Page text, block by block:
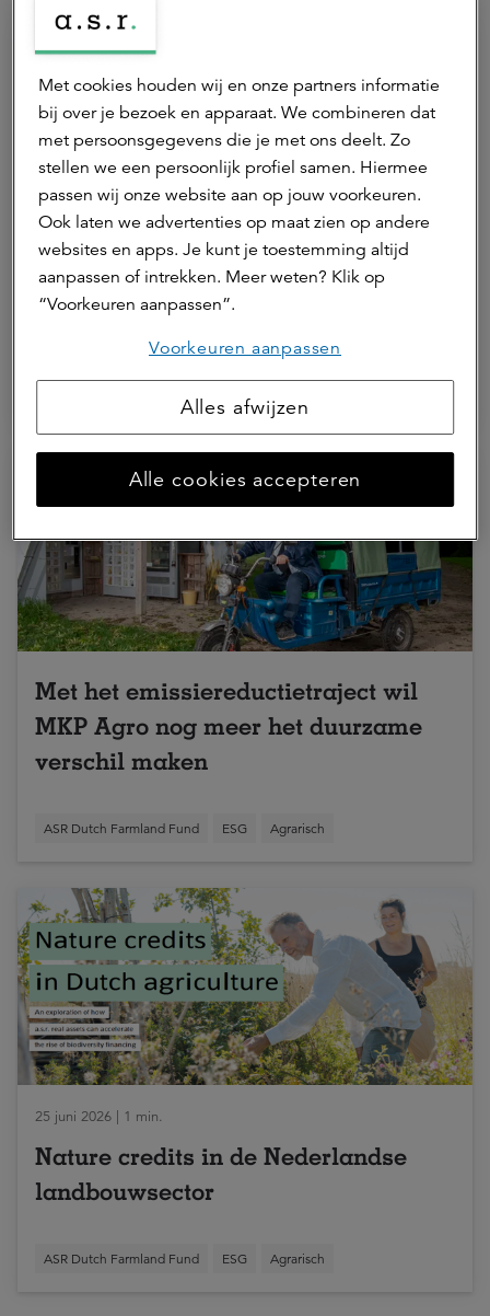
17 juli 2026 | 1 min.
Verdiencapaciteit onder druk door
ASR Dutch Farmland Fund
Met het emissiereductietraject wil
MKP Agro nog meer het duurzame
verschil maken
ASR Dutch Farmland Fund ESG Agrarisch
25 juni 2026 | 1 min.
Nature credits in de Nederlandse
landbouwsector
ASR Dutch Farmland Fund ESG Agrarisch
Met cookies houden wij en onze partners informatie
bij over je bezoek en apparaat. We combineren dat
met persoonsgegevens die je met ons deelt. Zo
stellen we een persoonlijk profiel samen. Hiermee
passen wij onze website aan op jouw voorkeuren.
Ook laten we advertenties op maat zien op andere
websites en apps. Je kunt je toestemming altijd
aanpassen of intrekken. Meer weten? Klik op
“Voorkeuren aanpassen”.
Voorkeuren aanpassen
Alles afwijzen
Alle cookies accepteren